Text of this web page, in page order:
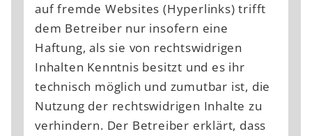
auf fremde Websites (Hyperlinks) trifft
dem Betreiber nur insofern eine
Haftung, als sie von rechtswidrigen
Inhalten Kenntnis besitzt und es ihr
technisch möglich und zumutbar ist, die
Nutzung der rechtswidrigen Inhalte zu
verhindern. Der Betreiber erklärt, dass